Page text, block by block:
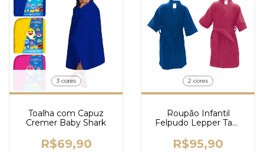
3 cores
Toalha com Capuz
Cremer Baby Shark
R$69,90
2 cores
Roupão Infantil
Felpudo Lepper Tam
R$95,90